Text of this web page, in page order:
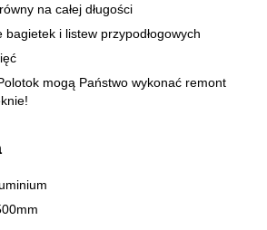
na całej długości
bagietek i listew przypodłogowych
mogą Państwo wykonać remont